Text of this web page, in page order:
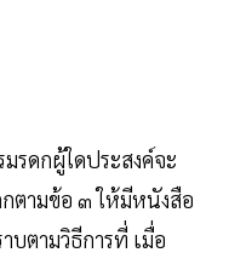
รดกผู้ใดประสงค์จะ
ตามข้อ ๓ ให้มีหนังสือ
บตามวิธีการที่ เมื่อ